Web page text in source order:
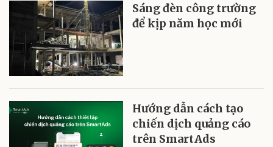
Sáng đèn công trường
để kịp năm học mới
Hướng dẫn cách tạo
chiến dịch quảng cáo
trên SmartAds